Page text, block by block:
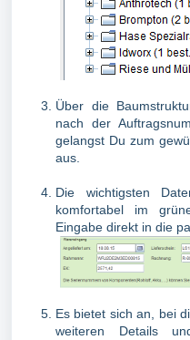
Über die
nach der
gelangst Du zum
aus.
Die wichtigsten
komfortabel im
Eingabe direkt in die
Es bietet sich an, bei
weiteren Details